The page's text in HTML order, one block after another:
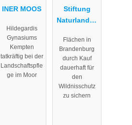
INER MOOS
Hildegardis
Gynasiums
Kempten
tatkräftig bei der
Landschaftspfle
ge im Moor
Stiftung
Naturlandsc
Brandenbur
Flächen in
Brandenburg
durch Kauf
dauerhaft für
den
Wildnisschutz
zu sichern